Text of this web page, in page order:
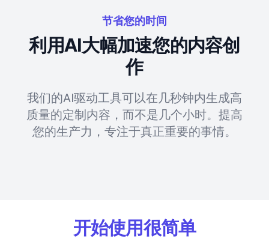
节省您的时间
利用AI大幅加速您的内容创
作
我们的AI驱动工具可以在几秒钟内生成高
质量的定制内容，而不是几个小时。提高
您的生产力，专注于真正重要的事情。
开始使用很简单